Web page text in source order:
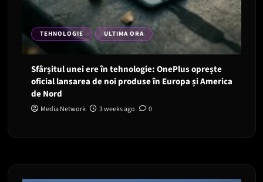
TEHNOLOGIE ULTIMA ORA
Sfârșitul unei ere în tehnologie: OnePlus oprește
oficial lansarea de noi produse în Europa și America
de Nord
Media Network 3 weeks ago 0